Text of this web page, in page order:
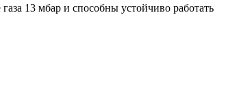
13 мбар и способны устойчиво работать